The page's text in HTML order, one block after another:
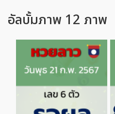
อัลบั้มภาพ 12 ภาพ